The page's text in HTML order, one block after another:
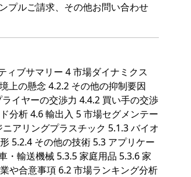
プルご請求、その他お問い合わせ
ィブサマリー 4 市場ダイナミクス
上の懸念 4.2.2 その他の抑制要因
イヤーの交渉力 4.4.2 買い手の交渉
分析 4.6 輸出入 5 市場セグメンテー
アリングプラスチック 5.1.3 バイオ
5.2.4 その他の技術 5.3 アプリケー
・輸送機械 5.3.5 家庭用品 5.3.6 家
や合意事項 6.2 市場ランキング分析